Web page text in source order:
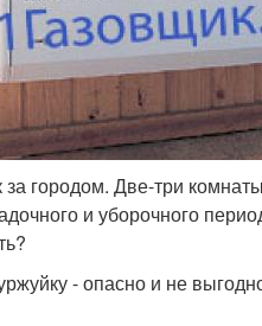
городом. Две-три
и уборочного
- опасно и не